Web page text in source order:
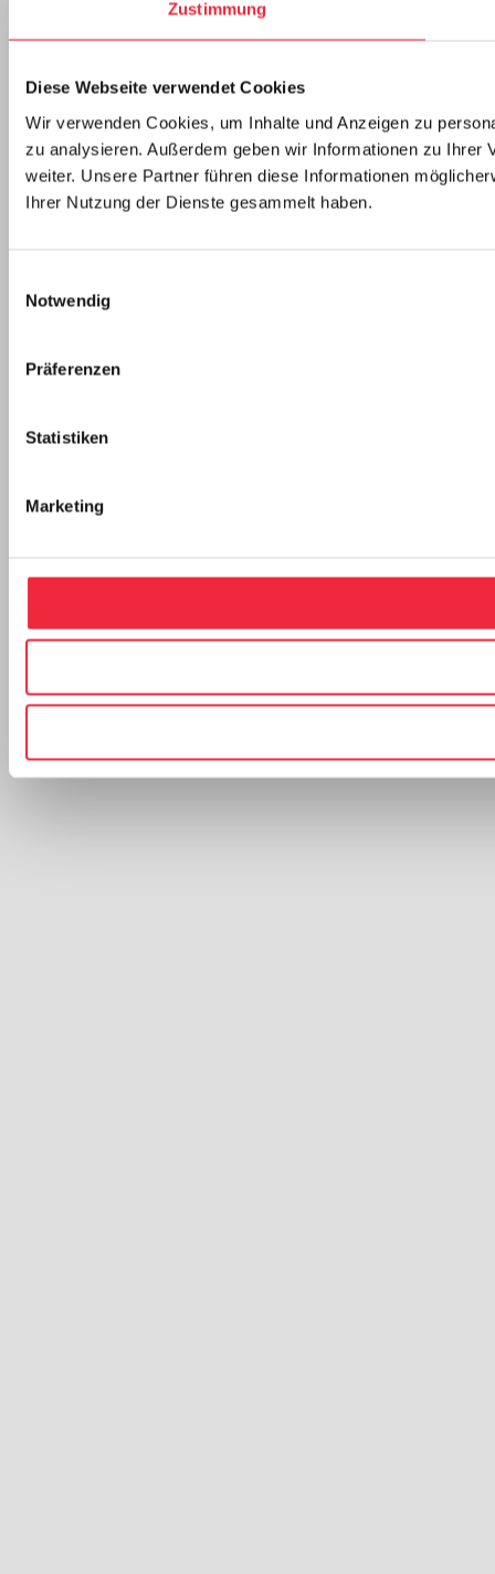
Zustimmung
Diese Webseite verwendet Cookies
Wir verwenden Cookies, um Inhalte und Anzeigen zu
zu analysieren. Außerdem geben wir Informationen zu
weiter. Unsere Partner führen diese Informationen
Ihrer Nutzung der Dienste gesammelt haben.
Notwendig
Präferenzen
Statistiken
Marketing